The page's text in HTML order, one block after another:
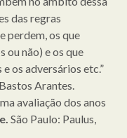
das regras
perdem, os que
ou não) e os que
os adversários etc.”
Arantes.
avaliação dos anos
São Paulo: Paulus,